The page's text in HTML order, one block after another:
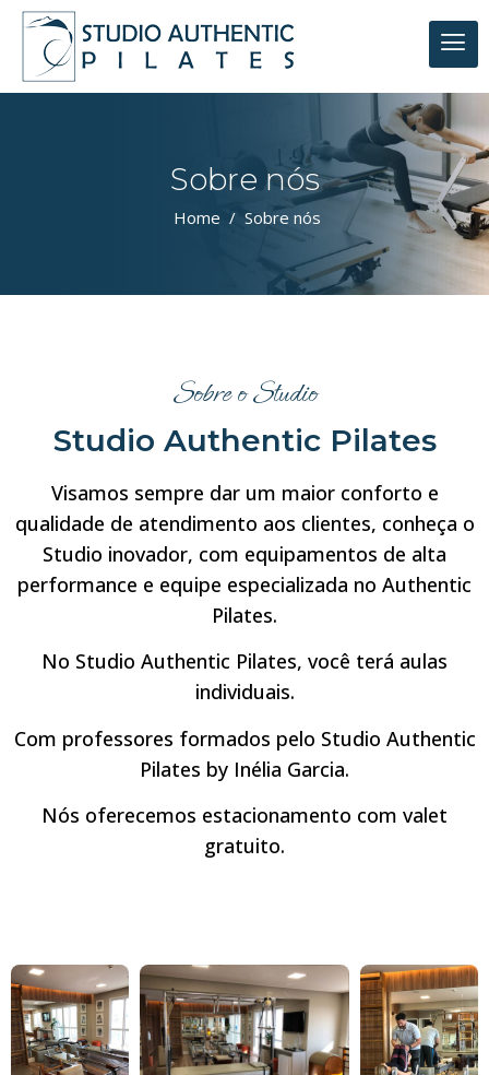
Sobre nós
Home / Sobre nós
Sobre o Studio
Studio Authentic Pilates
Visamos sempre dar um maior conforto e
qualidade de atendimento aos clientes, conheça o
Studio inovador, com equipamentos de alta
performance e equipe especializada no Authentic
Pilates.
No Studio Authentic Pilates, você terá aulas
individuais.
Com professores formados pelo Studio Authentic
Pilates by Inélia Garcia.
Nós oferecemos estacionamento com valet
gratuito.